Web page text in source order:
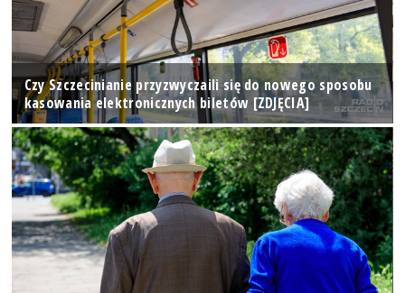
Czy Szczecinianie przyzwyczaili się do nowego sposobu
kasowania elektronicznych biletów [ZDJĘCIA]